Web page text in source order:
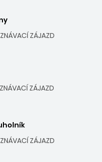
ZÁJAZD
ZÁJAZD
ZÁJAZD